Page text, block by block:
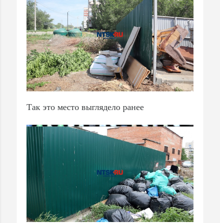
Так это место выглядело ранее